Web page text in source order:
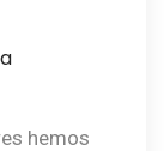
hemos